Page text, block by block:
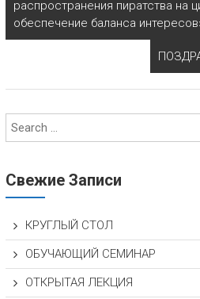
распространения пиратства на
обеспечение баланса
Свежие Записи
КРУГЛЫЙ СТОЛ
ОБУЧАЮЩИЙ СЕМИНАР
ОТКРЫТАЯ ЛЕКЦИЯ